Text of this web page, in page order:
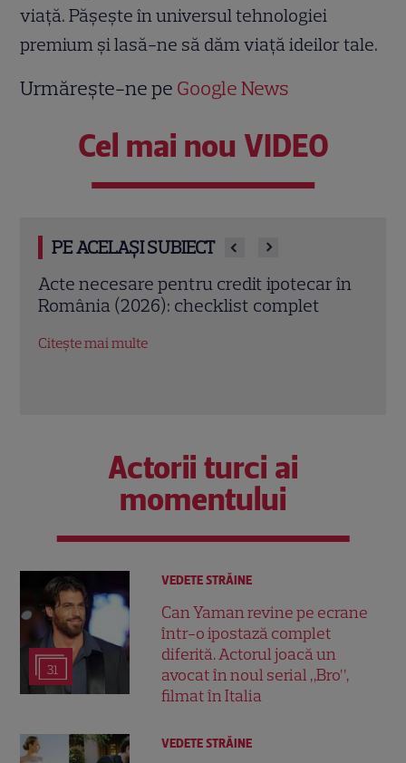
viață. Pășește în universul tehnologiei
premium și lasă-ne să dăm viață ideilor tale.
Urmărește-ne pe Google News
Cel mai nou VIDEO
PE ACELAȘI SUBIECT
Carport auto sau garaj clasic? Află cum
să alegi varianta care ți se potrivește
Citește mai multe
Actorii turci ai
momentului
31
VEDETE STRĂINE
Can Yaman revine pe ecrane
într-o ipostază complet
diferită. Actorul joacă un
avocat în noul serial „Bro”,
filmat în Italia
VEDETE STRĂINE